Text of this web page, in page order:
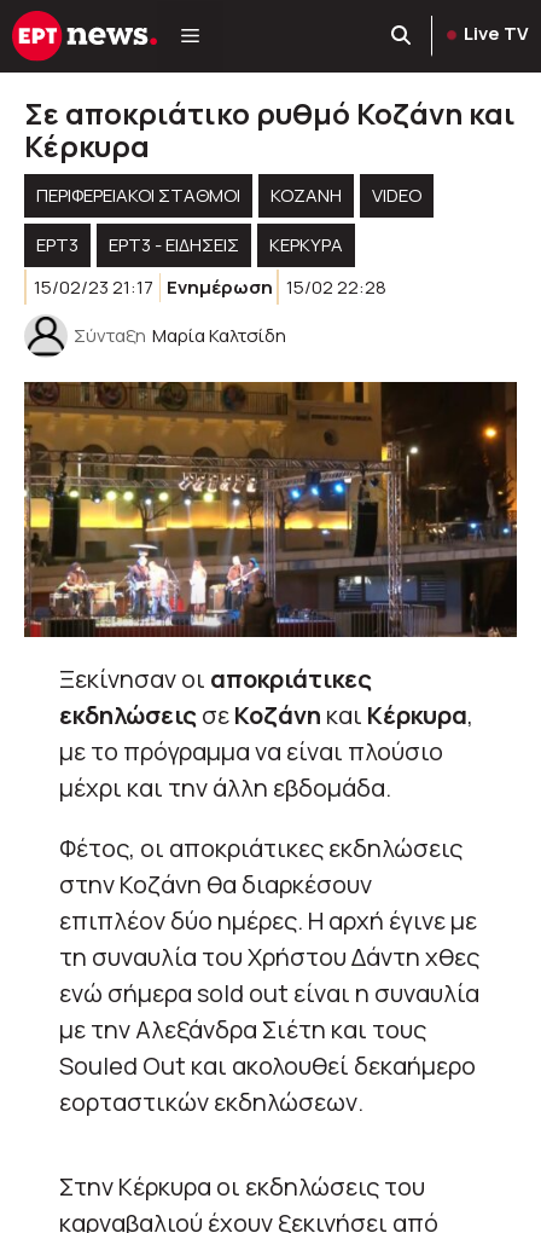
Μετάβαση
σε
Live TV
Σε αποκριάτικο ρυθμό Κοζάνη και
Κέρκυρα
ΠΕΡΙΦΕΡΕΙΑΚΟΊ ΣΤΑΘΜΟΊ KOZANH
VIDEO
ΕΡΤ3
ΕΡΤ3 - ΕΙΔΉΣΕΙΣ
ΚΕΡΚΥΡΑ
15/02/23 21:17
Ενημέρωση 15/02 22:28
Σύνταξη Μαρία Καλτσίδη
Ξεκίνησαν οι αποκριάτικες
εκδηλώσειςσεΚοζάνη και Κέρκυρα,
με το πρόγραμμα να είναι πλούσιο
μέχρι και την άλλη εβδομάδα.
Φέτος, οι αποκριάτικες εκδηλώσεις
στην Κοζάνη θα διαρκέσουν
επιπλέον δύο ημέρες. Η αρχή έγινε με
τη συναυλία του Χρήστου Δάντη χθες
ενώ σήμερα sold out είναι η συναυλία
με την Αλεξάνδρα Σιέτη και τους
Souled Out και ακολουθεί δεκαήμερο
εορταστικών εκδηλώσεων.
Στην Κέρκυρα οι εκδηλώσεις του
καρναβαλιού έχουν ξεκινήσει από